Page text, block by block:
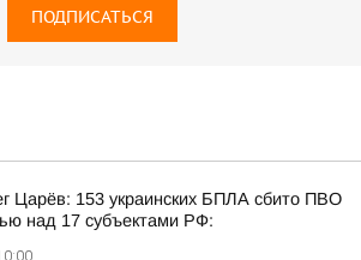
ПОДПИСАТЬСЯ
Царёв: 153 украинских БПЛА сбито ПВО
над 17 субъектами РФ: